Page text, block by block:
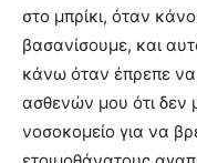
στο μπρίκι, όταν
βασανίσουμε, και
κάνω όταν έπρεπε να
ασθενών μου ότι
νοσοκομείο για να